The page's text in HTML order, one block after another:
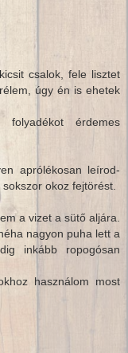
csalok, fele lisztet
úgy én is ehetek
érdemes
aprólékosan leírod-
okoz fejtörést.
a vizet a sütő aljára.
nagyon puha lett a
inkább ropogósan
használom most